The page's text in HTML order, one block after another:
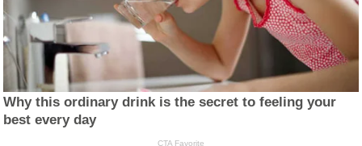
Why this ordinary drink is the secret to feeling your
best every day
CTA Favorite